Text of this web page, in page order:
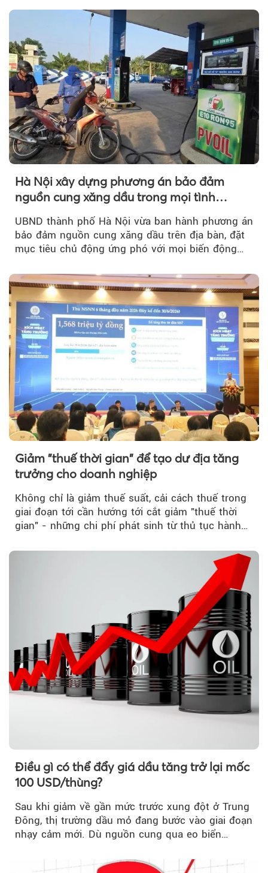
theo.
Hà Nội xây dựng phương án bảo đảm
nguồn cung xăng dầu trong mọi tình
UBND thành phố Hà Nội vừa ban hành phương án
bảo đảm nguồn cung xăng dầu trên địa bàn, đặt
mục tiêu chủ động ứng phó với mọi biến động
Giảm "thuế thời gian" để tạo dư địa tăng
trưởng cho doanh nghiệp
Không chỉ là giảm thuế suất, cải cách thuế trong
giai đoạn tới cần hướng tới cắt giảm "thuế thời
gian" - những chi phí phát sinh từ thủ tục hành
Điều gì có thể đẩy giá dầu tăng trở lại mốc
100 USD/thùng?
Sau khi giảm về gần mức trước xung đột ở Trung
Đông, thị trường dầu mỏ đang bước vào giai đoạn
nhạy cảm mới. Dù nguồn cung qua eo biển